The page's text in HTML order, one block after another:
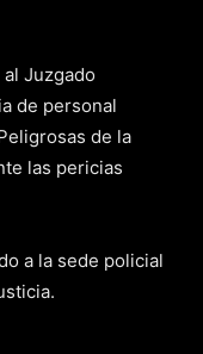
Juzgado
de personal
de la
las pericias
a la sede policial